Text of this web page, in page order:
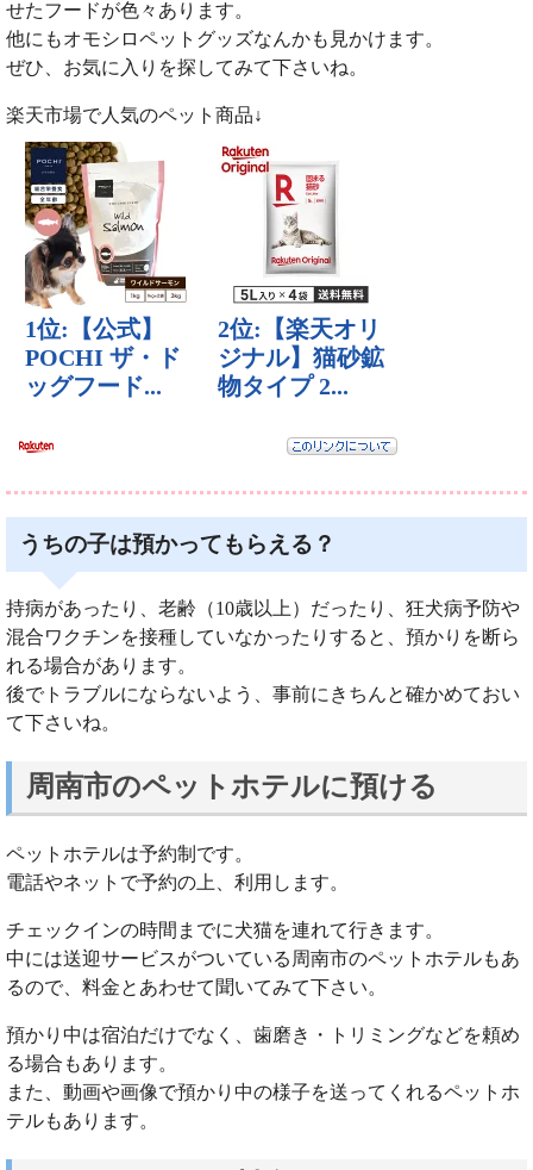
せたフードが色々あります。
他にもオモシロペットグッズなんかも見かけます。
ぜひ、お気に入りを探してみて下さいね。
楽天市場で人気のペット商品↓
うちの子は預かってもらえる？
持病があったり、老齢（10歳以上）だったり、狂犬病予防や
混合ワクチンを接種していなかったりすると、預かりを断ら
れる場合があります。
後でトラブルにならないよう、事前にきちんと確かめておい
て下さいね。
周南市のペットホテルに預ける
ペットホテルは予約制です。
電話やネットで予約の上、利用します。
チェックインの時間までに犬猫を連れて行きます。
中には送迎サービスがついている周南市のペットホテルもあ
るので、料金とあわせて聞いてみて下さい。
預かり中は宿泊だけでなく、歯磨き・トリミングなどを頼め
る場合もあります。
また、動画や画像で預かり中の様子を送ってくれるペットホ
テルもあります。